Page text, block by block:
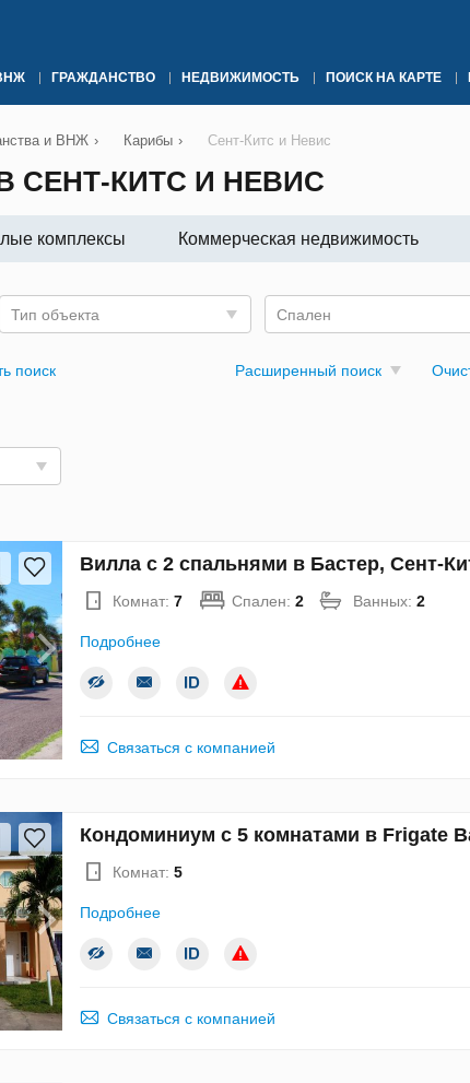
ГРАЖДАНСТВО НЕДВИЖИМОСТЬ ПОИСК НА КАРТЕ
и ВНЖ › Карибы › Сент-Китс и Невис
СЕНТ-КИТС И НЕВИС
комплексы Коммерческая недвижимость
Тип объекта Спален
поиск Расширенный поиск
Вилла с 2 спальнями в Бастер, Сент-
Комнат: 7 Спален: 2 Ванных: 2
Подробнее
Связаться с компанией
Кондоминиум с 5 комнатами в Frigate
Комнат: 5
Подробнее
Связаться с компанией